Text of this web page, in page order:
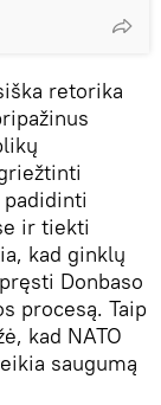
retorika
ir tiekti
kad ginklų
Donbaso
procesą. Taip
kad NATO
saugumą